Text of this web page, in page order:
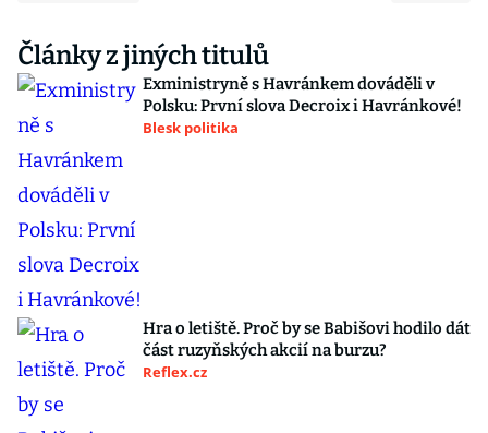
Články z jiných titulů
Exministryně s Havránkem dováděli v
Polsku: První slova Decroix i Havránkové!
Blesk politika
Hra o letiště. Proč by se Babišovi hodilo dát
část ruzyňských akcií na burzu?
Reflex.cz